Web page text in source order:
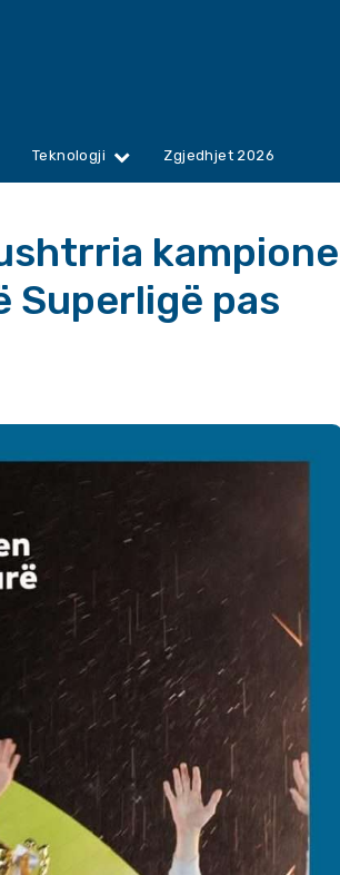
Teknologji Zgjedhjet 2026
kampione
Superligë pas